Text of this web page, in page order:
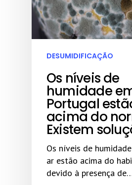
DESUMIDIFICAÇÃO
Os níveis de
humidade
Portugal
acima do
Existem
Os níveis de
ar estão acima do
devido à presença